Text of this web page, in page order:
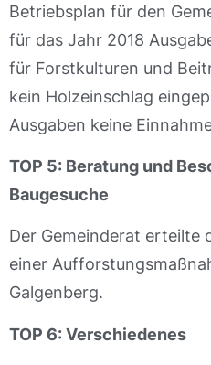
Betriebsplan für den
für das Jahr 2018
für Forstkulturen und
kein Holzeinschlag
Ausgaben keine
TOP 5: Beratung und
Baugesuche
Der Gemeinderat erteilte
einer
Galgenberg.
TOP 6: Verschiedenes